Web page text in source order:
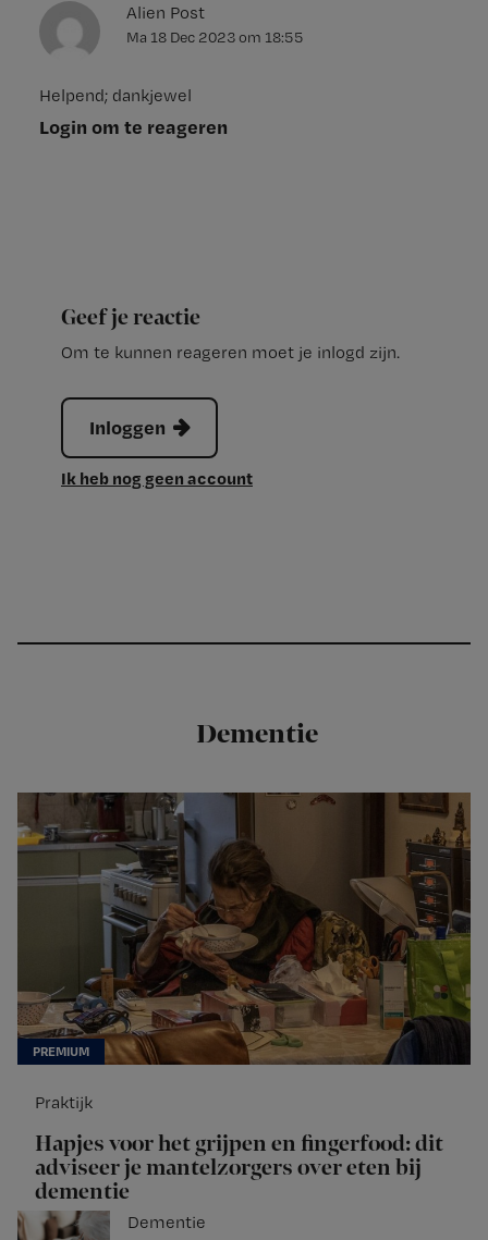
Alien Post
Ma 18 Dec 2023om 18:55
Helpend; dankjewel
Login om te reageren
Geef je reactie
Om te kunnen reageren moet je inlogd zijn.
Inloggen
Ik heb nog geen account
Dementie
Praktijk
Hapjes voor het grijpen en fingerfood: dit
adviseer je mantelzorgers over eten bij
dementie
Dementie